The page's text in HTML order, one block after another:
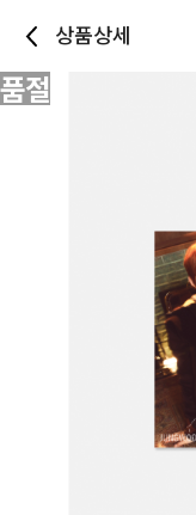
상품상세
품절